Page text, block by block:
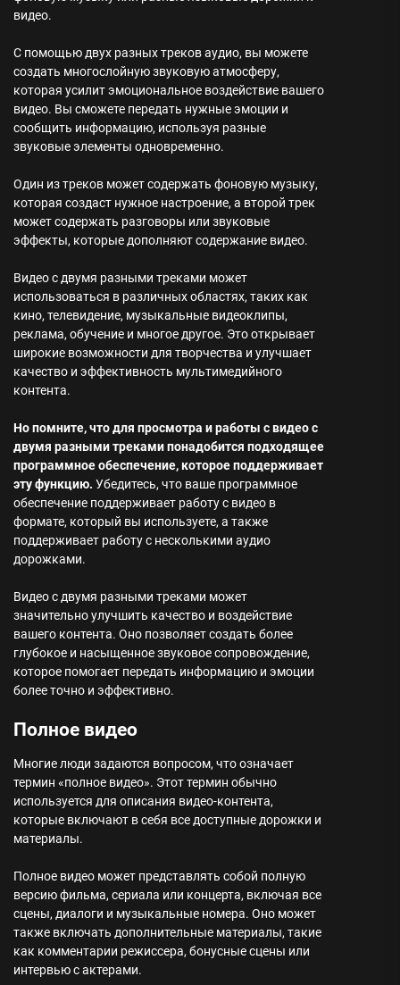
видео.
С помощью двух разных треков аудио, вы можете
создать многослойную звуковую атмосферу,
которая усилит эмоциональное воздействие вашего
видео. Вы сможете передать нужные эмоции и
сообщить информацию, используя разные
звуковые элементы одновременно.
Один из треков может содержать фоновую музыку,
которая создаст нужное настроение, а второй трек
может содержать разговоры или звуковые
эффекты, которые дополняют содержание видео.
Видео с двумя разными треками может
использоваться в различных областях, таких как
кино, телевидение, музыкальные видеоклипы,
реклама, обучение и многое другое. Это открывает
широкие возможности для творчества и улучшает
качество и эффективность мультимедийного
контента.
Но помните, что для просмотра и работы с видео с
двумя разными треками понадобится подходящее
программное обеспечение, которое поддерживает
эту функцию. Убедитесь, что ваше программное
обеспечение поддерживает работу с видео в
формате, который вы используете, а также
поддерживает работу с несколькими аудио
дорожками.
Видео с двумя разными треками может
значительно улучшить качество и воздействие
вашего контента. Оно позволяет создать более
глубокое и насыщенное звуковое сопровождение,
которое помогает передать информацию и эмоции
более точно и эффективно.
Полное видео
Многие люди задаются вопросом, что означает
термин «полное видео». Этот термин обычно
используется для описания видео-контента,
которые включают в себя все доступные дорожки и
материалы.
Полное видео может представлять собой полную
версию фильма, сериала или концерта, включая все
сцены, диалоги и музыкальные номера. Оно может
также включать дополнительные материалы, такие
как комментарии режиссера, бонусные сцены или
интервью с актерами.